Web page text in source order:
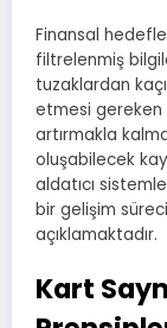
Finansal
filtrelenmiş
tuzaklardan
etmesi gereken
artırmakla
oluşabilecek
aldatıcı
bir gelişim
açıklamaktadır.
Kart